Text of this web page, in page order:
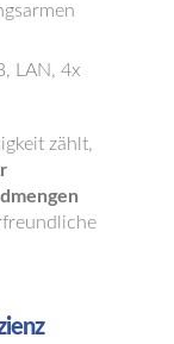
LAN, 4x
zählt,